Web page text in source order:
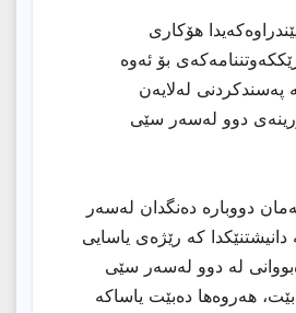
هۆکاری
بۆ ئەوە
پەسندکردنی لەلایەن
دوو لەسەر سێی
دووبارە دەنگدان لەسەر
دانیشتنێکدا کە رێژەی یاسایی
لە دوو لەسەر سێی
هەروەها دەبێت یاساکە